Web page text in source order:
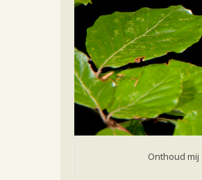
Home
Gebruikersnaam*
Wachtwoord
Onthoud mij